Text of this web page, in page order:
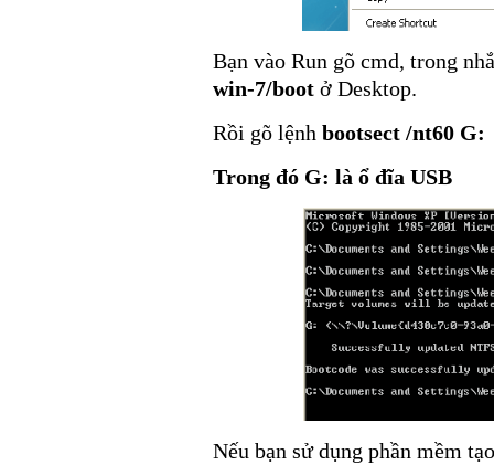
Bạn vào Run gõ cmd, trong
win-7/boot ở Desktop.
Rồi gõ lệnh bootsect /nt60 G:
Trong đó G: là ổ đĩa USB
Nếu bạn sử dụng phần mềm